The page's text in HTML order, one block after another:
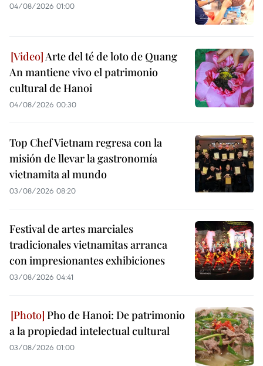
04/08/2026 01:00
Arte del té de loto de Quang
An mantiene vivo el patrimonio
cultural de Hanoi
04/08/2026 00:30
Top Chef Vietnam regresa con la
misión de llevar la gastronomía
vietnamita al mundo
03/08/2026 08:20
Festival de artes marciales
tradicionales vietnamitas arranca
con impresionantes exhibiciones
03/08/2026 04:41
Pho de Hanoi: De patrimonio
a la propiedad intelectual cultural
03/08/2026 01:00